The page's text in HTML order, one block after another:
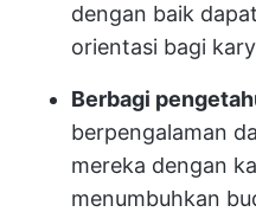
dengan baik
orientasi bagi
Berbagi
berpengalaman
mereka dengan
menumbuhkan